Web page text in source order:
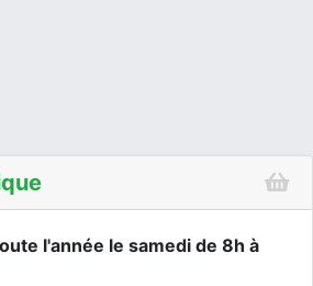
l'année le samedi de 8h à